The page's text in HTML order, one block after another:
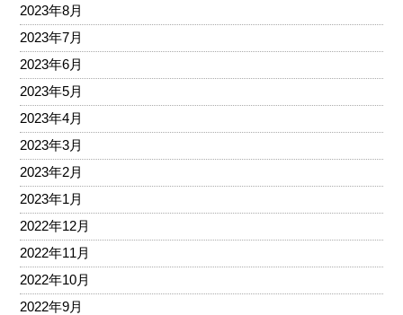
2023年8月
2023年7月
2023年6月
2023年5月
2023年4月
2023年3月
2023年2月
2023年1月
2022年12月
2022年11月
2022年10月
2022年9月